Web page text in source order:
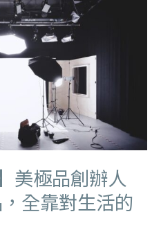
美極品創辦人
全靠對生活的